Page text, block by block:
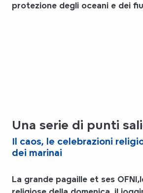
protezione degli oceani e dei
Una serie di punti
Il caos, le celebrazioni
dei marinai
La grande pagaille et ses OFNI,